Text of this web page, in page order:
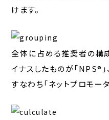
けます。
全体に占める推奨者の構
イナスしたものが「NPS®」、
すなわち「ネットプロモー